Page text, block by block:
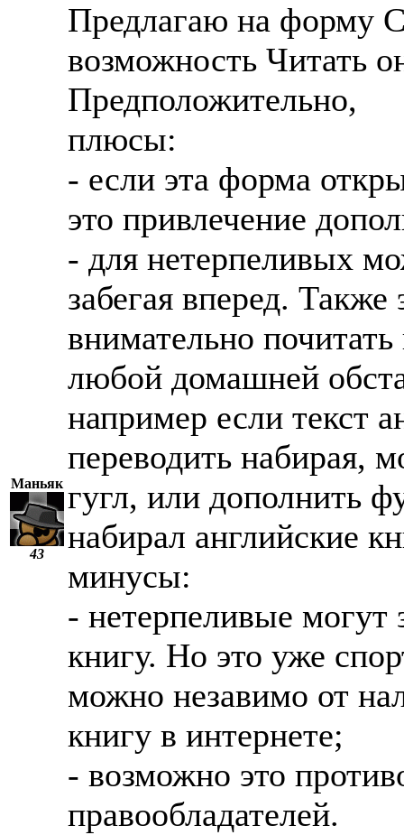
Маньяк
43
Предлагаю на форму
возможность Читать
Предположительно,
плюсы:
- если эта форма
это привлечение
- для нетерпеливых
забегая вперед. Также
внимательно
любой домашней
например если текст
переводить набирая,
гугл, или дополнить
набирал английские
минусы:
- нетерпеливые могут
книгу. Но это уже
можно незавимо от
книгу в интернете;
- возможно это
правообладателей.